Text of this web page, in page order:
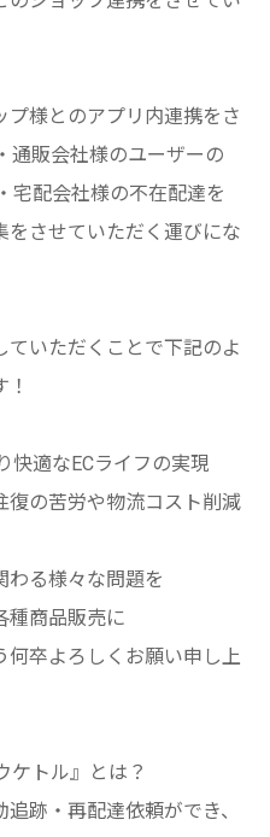
様とのアプリ内連携をさ
通販会社様のユーザーの
宅配会社様の不在配達を
をさせていただく運びにな
いただくことで下記のよ
適なECライフの実現
の苦労や物流コスト削減
る様々な問題を
商品販売に
卒よろしくお願い申し上
トル』とは？
跡・再配達依頼ができ、